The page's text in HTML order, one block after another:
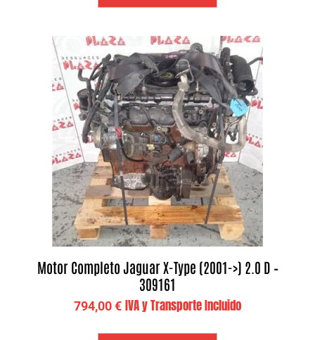
Motor Completo Jaguar X-Type (2001->) 2.0 D –
309161
794,00€ IVA y Transporte Incluido